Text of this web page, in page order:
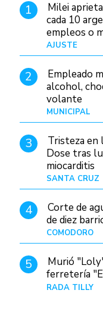
1
Milei
cada 10
empleos o
AJUSTE
2
Empleado
alcohol,
volante
MUNICIPAL
3
Tristeza en
Dose tras
miocarditis
SANTA CRUZ
4
Corte de
de diez
COMODORO
5
Murió
ferretería
RADA TILLY